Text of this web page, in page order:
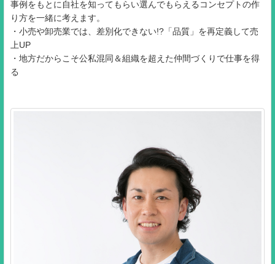
事例をもとに自社を知ってもらい選んでもらえるコンセプトの作
り方を一緒に考えます。
・小売や卸売業では、差別化できない!?「品質」を再定義して売
上UP
・地方だからこそ公私混同＆組織を超えた仲間づくりで仕事を得
る